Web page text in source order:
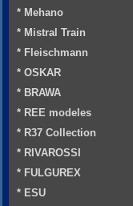
* Mehano
* Mistral Train
* Fleischmann
* OSKAR
* BRAWA
* REE modeles
* R37 Collection
* RIVAROSSI
* FULGUREX
* ESU